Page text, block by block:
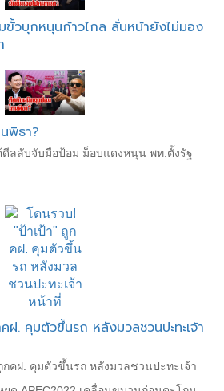
วบุกหนุนก้าวไกล ลั่นหน้ายังไม่มอง
พิธา?
ลลับจับมือป้อม ม็อบแดงหนุน พท.ตั้งรัฐ
ฝ. คุมตัวขึ้นรถ หลังมวลชวนปะทะเจ้า
กคฝ. คุมตัวขึ้นรถ หลังมวลชวนปะทะเจ้า